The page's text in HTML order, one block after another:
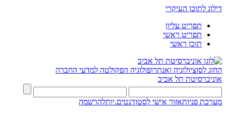
דילוג לתוכן העיקרי
תפריט עליון
תפריט ראשי
תוכן ראשי
החוג לסוציולוגיה ואנתרופולוגיה הפקולטה למדעי החברה
אוניברסיטת תל אביב
מערכת פניותאזור אישי לסטודנטים.יותלהרשמה